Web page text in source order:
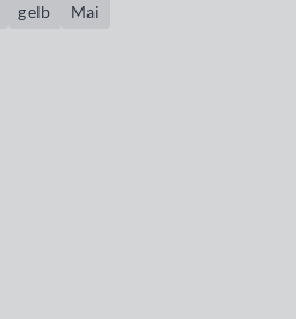
gelb Mai